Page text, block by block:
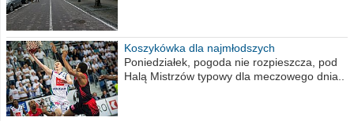
Koszykówka dla najmłodszych
Poniedziałek, pogoda nie rozpieszcza, pod
Halą Mistrzów typowy dla meczowego dnia..